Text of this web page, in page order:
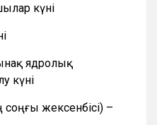
күні
ядролық
күні
жексенбісі) –